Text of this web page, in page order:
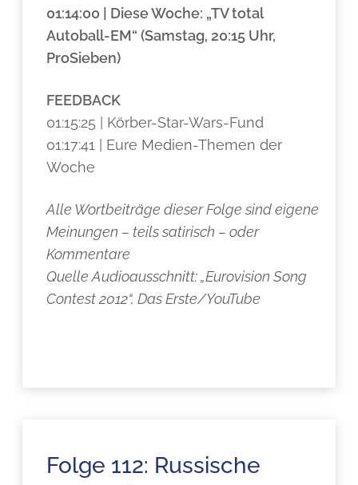
01:14:00 | Diese Woche: „TV total
Autoball-EM“ (Samstag, 20:15 Uhr,
ProSieben)
FEEDBACK
01:15:25 | Körber-Star-Wars-Fund
01:17:41 | Eure Medien-Themen der
Woche
Alle Wortbeiträge dieser Folge sind eigene
Meinungen – teils satirisch – oder
Kommentare
Quelle Audioausschnitt: „Eurovision Song
Contest 2012“, Das Erste/YouTube
Folge 112: Russische